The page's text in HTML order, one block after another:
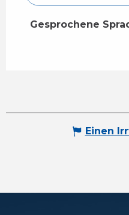
Gesprochene
Gesprochene
Einen